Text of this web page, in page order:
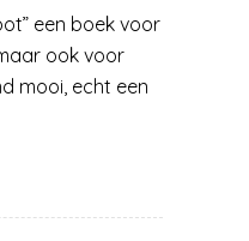
een boek voor
ook voor
mooi, echt een